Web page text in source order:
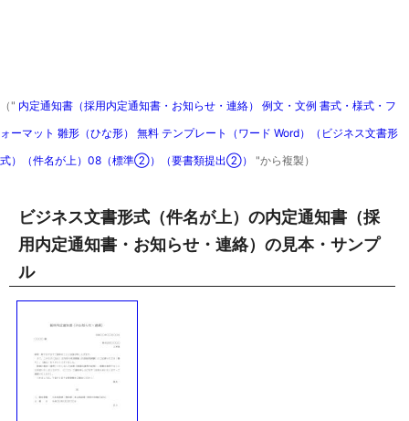
（" 内定通知書（採用内定通知書・お知らせ・連絡） 例文・文例 書式・様式・フ
ォーマット 雛形（ひな形） 無料 テンプレート（ワード Word）（ビジネス文書形
式）（件名が上）08（標準②）（要書類提出②） "から複製）
ビジネス文書形式（件名が上）の内定通知書（採
用内定通知書・お知らせ・連絡）の見本・サンプ
ル